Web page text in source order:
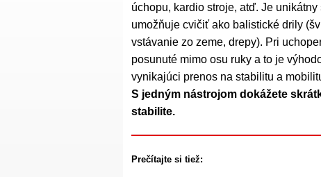
úchopu, kardio stroje, atď. Je
umožňuje cvičiť ako balistické drily
vstávanie zo zeme, drepy). Pri
posunuté mimo osu ruky a to je
vynikajúci prenos na stabilitu a
S jedným nástrojom dokážete
stabilite.
Prečítajte si tiež: